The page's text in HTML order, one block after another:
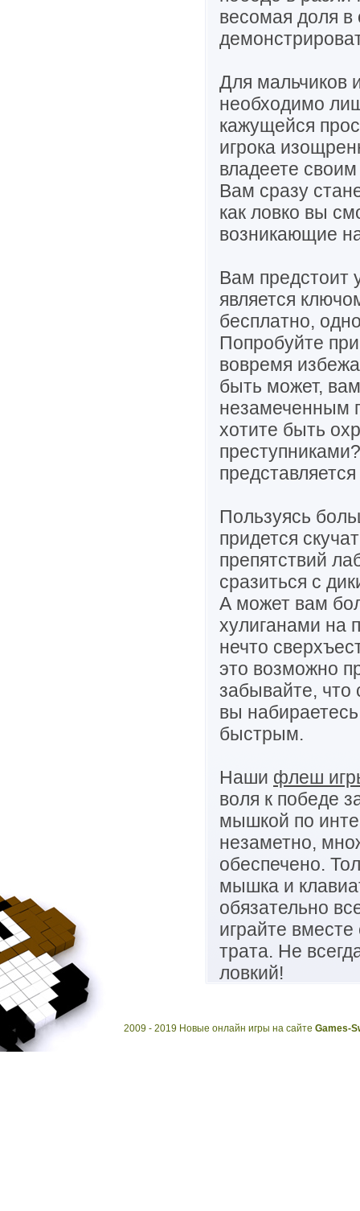
весомая доля
Для мальчиков
необходимо
кажущейся
игрока
владеете
Вам сразу
как ловко вы
возникающие
Вам предстоит
является
бесплатно,
Попробуйте
вовремя
быть может,
незамеченным
хотите быть
Пользуясь
придется
препятствий
сразиться с
А может вам
хулиганами на
нечто
это возможно
забывайте, что
вы
быстрым.
Наши флеш
воля к победе
мышкой по
незаметно,
обеспечено.
мышка и
обязательно
играйте
трата. Не
ловкий!
2009 - 2019 Новые онлайн игры на сайте Games-